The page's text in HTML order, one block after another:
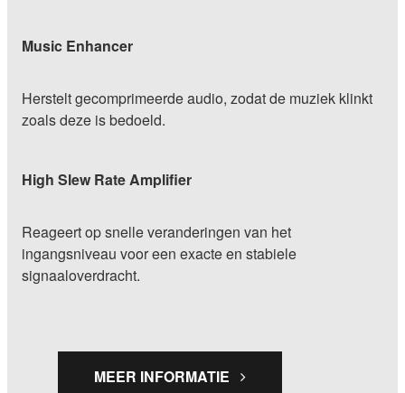
Music Enhancer
Herstelt gecomprimeerde audio, zodat de muziek klinkt
zoals deze is bedoeld.
High Slew Rate Amplifier
Reageert op snelle veranderingen van het
ingangsniveau voor een exacte en stabiele
signaaloverdracht.
MEER INFORMATIE